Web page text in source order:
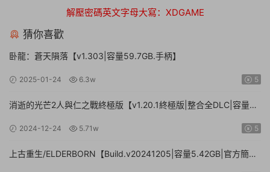
解壓密碼英文字母大寫：XDGAME
猜你喜歡
卧龍：蒼天隕落【v1.303|容量59.7GB.手柄】
2025-01-24 6.3w 5
消逝的光芒2人與仁之戰終極版【v1.20.1終極版|整合全DLC|容量
2024-12-24 5.71w 5
上古重生/ELDERBORN【Build.v20241205|容量5.42GB|官方簡體